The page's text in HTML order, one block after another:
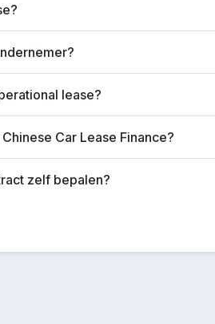
lease?
Car Lease Finance?
zelf bepalen?